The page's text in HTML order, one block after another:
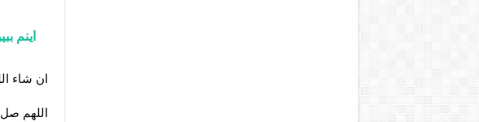
اینم
ان شاء
اللهم